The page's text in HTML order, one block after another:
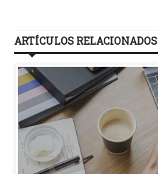
ARTÍCULOS RELACIONADOS